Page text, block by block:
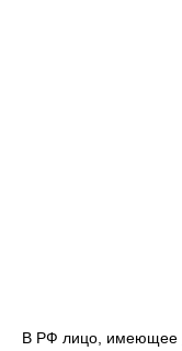
В РФ лицо, имеющее